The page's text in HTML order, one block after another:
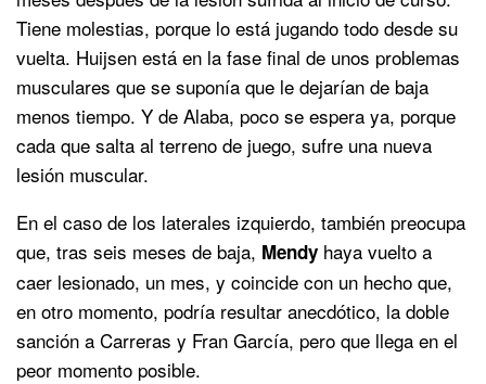
Tiene molestias, porque lo está jugando todo desde su
vuelta. Huijsen está en la fase final de unos problemas
musculares que se suponía que le dejarían de baja
menos tiempo. Y de Alaba, poco se espera ya, porque
cada que salta al terreno de juego, sufre una nueva
lesión muscular.
En el caso de los laterales izquierdo, también preocupa
que, tras seis meses de baja, Mendy haya vuelto a
caer lesionado, un mes, y coincide con un hecho que,
en otro momento, podría resultar anecdótico, la doble
sanción a Carreras y Fran García, pero que llega en el
peor momento posible.